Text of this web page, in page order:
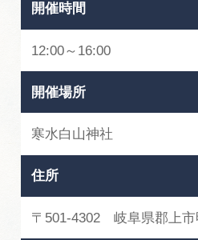
開催時間
12:00～16:00
開催場所
寒水白山神社
住所
〒501-4302 岐阜県郡上市